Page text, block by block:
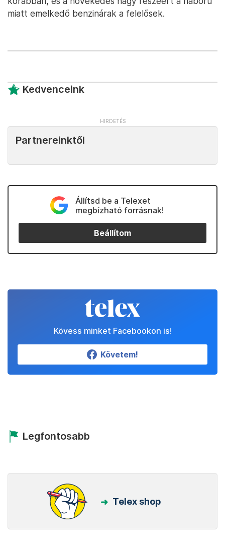
miatt emelkedő benzinárak a felelősek.
Kedvenceink
Partnereinktől
Állítsd be a Telexet
megbízható forrásnak!
Beállítom
Kövess minket Facebookon is!
Követem!
Legfontosabb
Telex shop